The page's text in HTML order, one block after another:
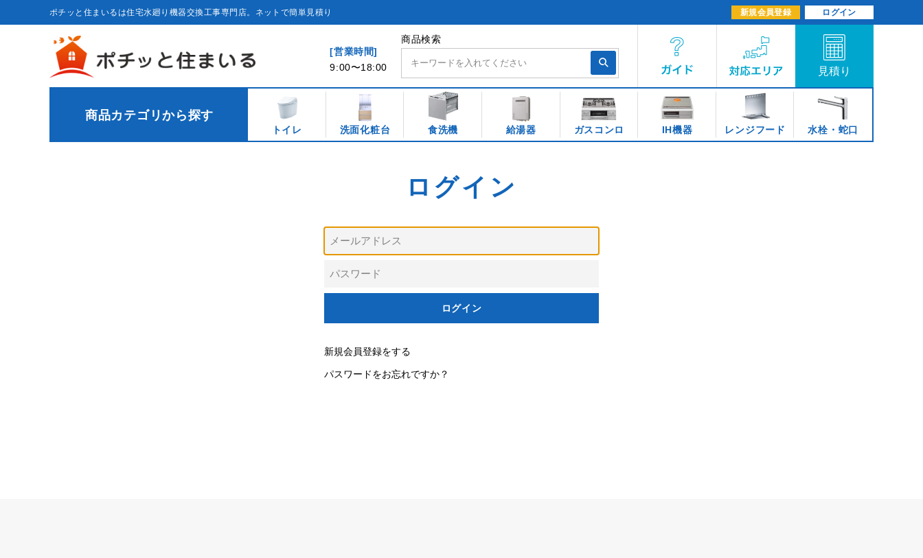
ポチッと住まいるは住宅水廻り機器交換工事専門店。ネットで簡単見積り 新規会員登録 ログイン
[営業時間]
9:00〜18:00
商品検索
商品カテゴリから探す
トイレ 洗面化粧台 食洗機 給湯器 ガスコンロ IH機器 レンジフード 水栓・蛇口
ログイン
メ
ー
ル
ド
レス
ー
新規会員登録をする
パスワードをお忘れですか？